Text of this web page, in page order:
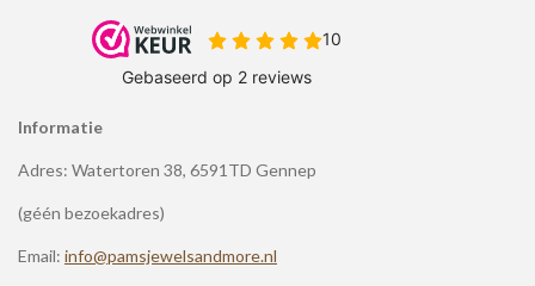
Informatie
Adres: Watertoren 38, 6591TD Gennep
(géén bezoekadres)
Email: info@pamsjewelsandmore.nl